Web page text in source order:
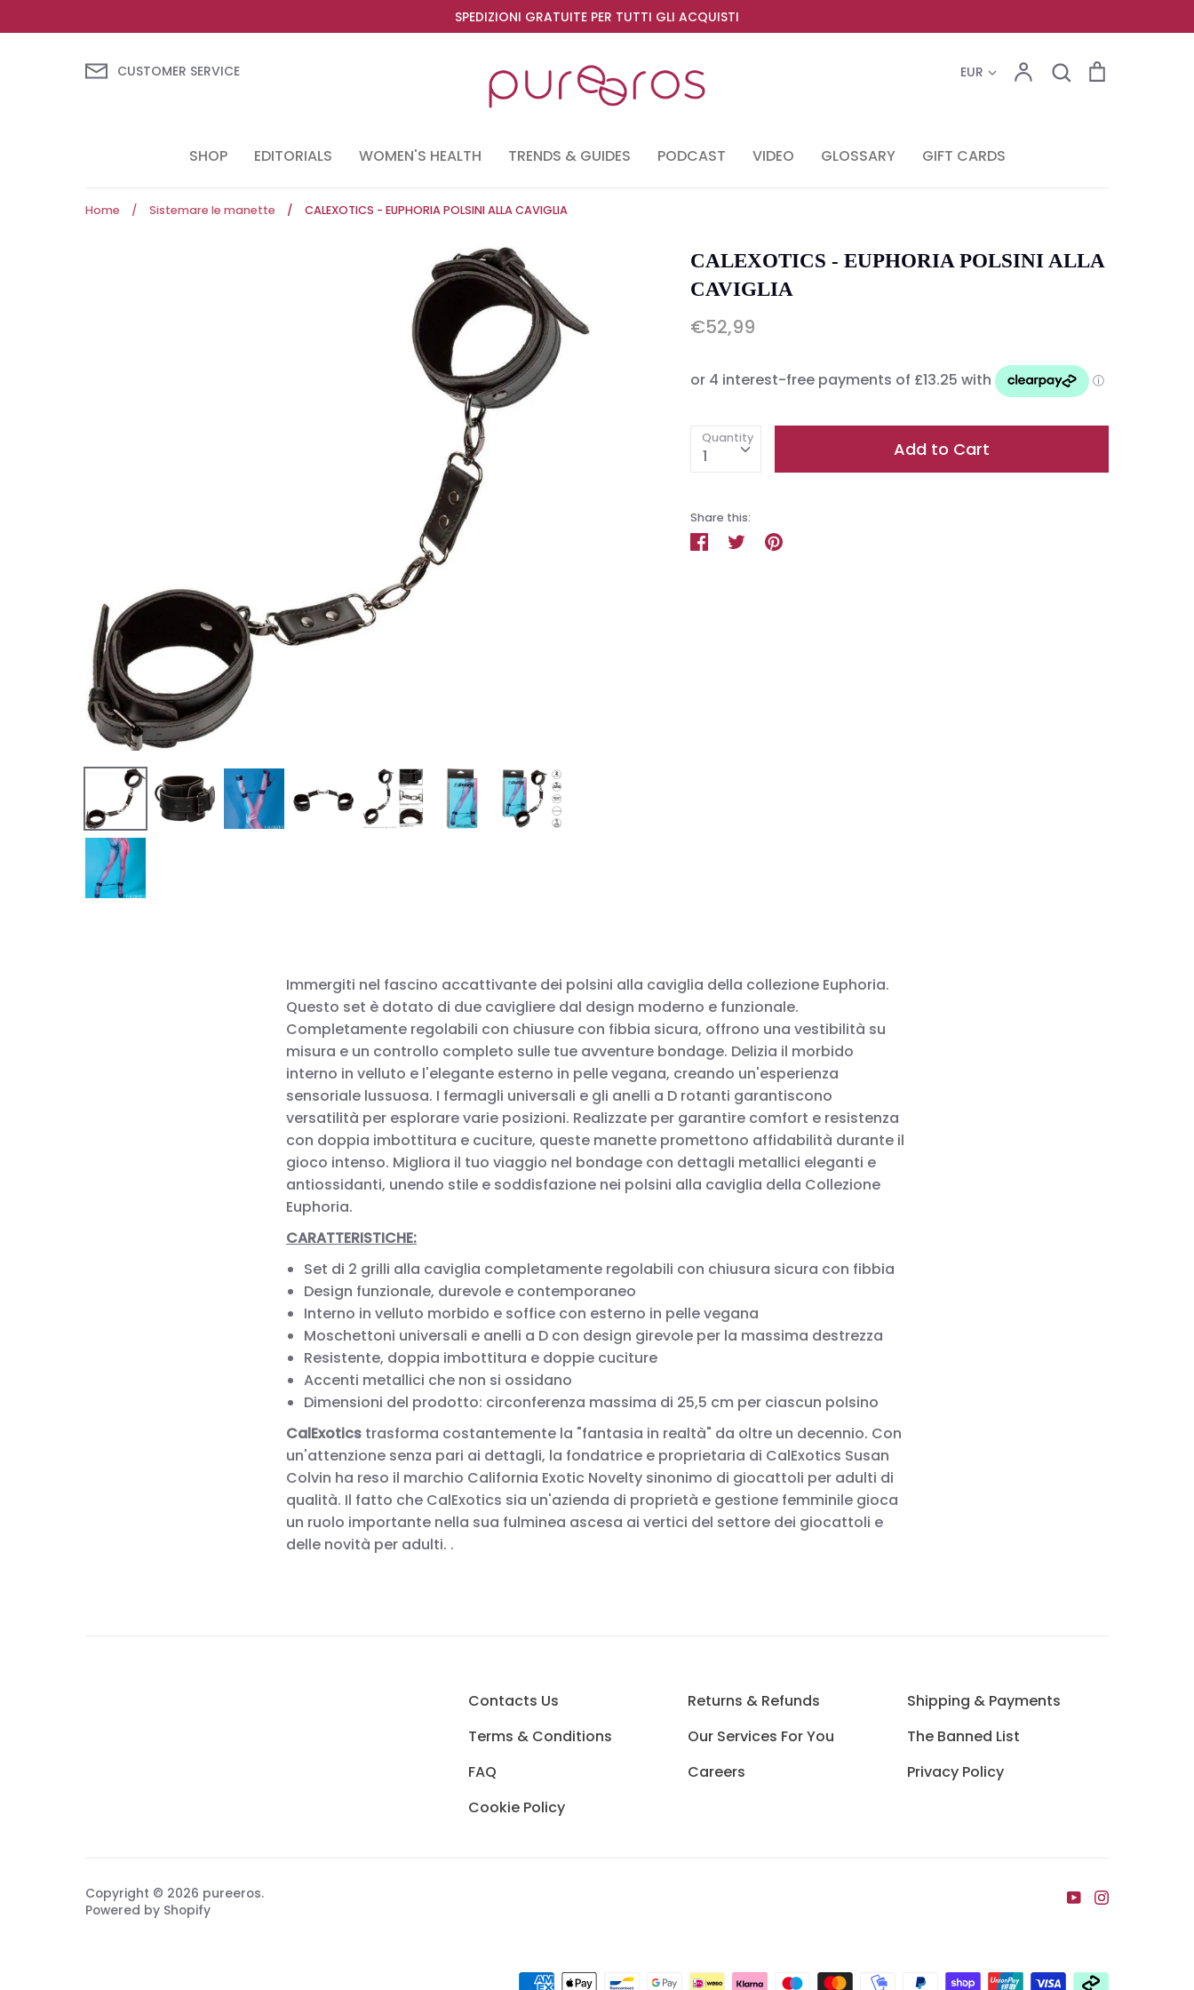
to
SPEDIZIONI GRATUITE PER TUTTI GLI ACQUISTI
CUSTOMER SERVICE EUR AccountSearch
Search
SHOP EDITORIALS WOMEN'S HEALTH TRENDS & GUIDES PODCAST VIDEO GLOSSARY GIFT CARDS
Home / Sistemare le manette / CALEXOTICS - EUPHORIA POLSINI ALLA CAVIGLIA
CALEXOTICS - EUPHORIA POLSINI ALLA
CAVIGLIA
€52,99
Quantity
1 Add to Cart
Share this:
ShareTweetPin
Immergiti nel fascino accattivante dei polsini alla caviglia della collezione Euphoria.
Questo set è dotato di due cavigliere dal design moderno e funzionale.
Completamente regolabili con chiusure con fibbia sicura, offrono una vestibilità su
misura e un controllo completo sulle tue avventure bondage. Delizia il morbido
interno in velluto e l'elegante esterno in pelle vegana, creando un'esperienza
sensoriale lussuosa. I fermagli universali e gli anelli a D rotanti garantiscono
versatilità per esplorare varie posizioni. Realizzate per garantire comfort e resistenza
con doppia imbottitura e cuciture, queste manette promettono affidabilità durante il
gioco intenso. Migliora il tuo viaggio nel bondage con dettagli metallici eleganti e
antiossidanti, unendo stile e soddisfazione nei polsini alla caviglia della Collezione
Euphoria.
CARATTERISTICHE:
Set di 2 grilli alla caviglia completamente regolabili con chiusura sicura con fibbia
Design funzionale, durevole e contemporaneo
Interno in velluto morbido e soffice con esterno in pelle vegana
Moschettoni universali e anelli a D con design girevole per la massima destrezza
Resistente, doppia imbottitura e doppie cuciture
Accenti metallici che non si ossidano
Dimensioni del prodotto: circonferenza massima di 25,5 cm per ciascun polsino
CalExotics trasforma costantemente la "fantasia in realtà" da oltre un decennio. Con
un'attenzione senza pari ai dettagli, la fondatrice e proprietaria di CalExotics Susan
Colvin ha reso il marchio California Exotic Novelty sinonimo di giocattoli per adulti di
qualità. Il fatto che CalExotics sia un'azienda di proprietà e gestione femminile gioca
un ruolo importante nella sua fulminea ascesa ai vertici del settore dei giocattoli e
delle novità per adulti. .
Contacts Us Returns & Refunds
Shipping & Payments
Terms & Conditions
Our Services For You
The Banned List
FAQ
Careers
Privacy Policy
Cookie Policy
Copyright © 2026 pureeros.
Powered by Shopify